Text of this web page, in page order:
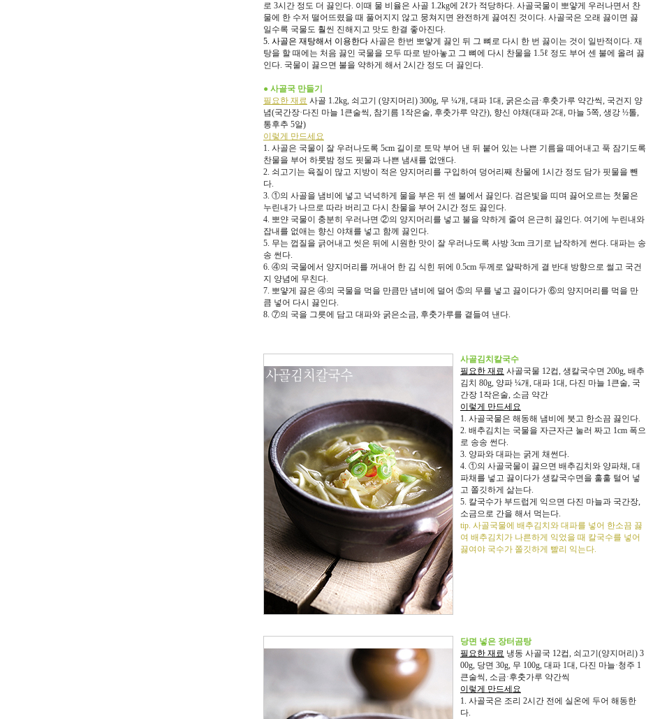
로 3시간 정도 더 끓인다. 이때 물 비율은 사골 1.2kg에 2ℓ가 적당하다. 사골국물이 뽀얗게 우러나면서 찬
물에 한 수저 떨어뜨렸을 때 풀어지지 않고 뭉쳐지면 완전하게 끓여진 것이다. 사골국은 오래 끓이면 끓
일수록 국물도 훨씬 진해지고 맛도 한결 좋아진다.
5. 사골은 재탕해서 이용한다 사골은 한번 뽀얗게 끓인 뒤 그 뼈로 다시 한 번 끓이는 것이 일반적이다. 재
탕을 할 때에는 처음 끓인 국물을 모두 따로 받아놓고 그 뼈에 다시 찬물을 1.5ℓ 정도 부어 센 불에 올려 끓
인다. 국물이 끓으면 불을 약하게 해서 2시간 정도 더 끓인다.
● 사골국 만들기
필요한 재료 사골 1.2kg, 쇠고기 (양지머리) 300g, 무 ¼개, 대파 1대, 굵은소금·후춧가루 약간씩, 국건지 양
념(국간장·다진 마늘 1큰술씩, 참기름 1작은술, 후춧가루 약간), 향신 야채(대파 2대, 마늘 5쪽, 생강 ½톨,
통후추 5알)
이렇게 만드세요
1. 사골은 국물이 잘 우러나도록 5cm 길이로 토막 부어 낸 뒤 붙어 있는 나쁜 기름을 떼어내고 푹 잠기도록
찬물을 부어 하룻밤 정도 핏물과 나쁜 냄새를 없앤다.
2. 쇠고기는 육질이 많고 지방이 적은 양지머리를 구입하여 덩어리째 찬물에 1시간 정도 담가 핏물을 뺀
다.
3. ①의 사골을 냄비에 넣고 넉넉하게 물을 부은 뒤 센 불에서 끓인다. 검은빛을 띠며 끓어오르는 첫물은
누린내가 나므로 따라 버리고 다시 찬물을 부어 2시간 정도 끓인다.
4. 뽀얀 국물이 충분히 우러나면 ②의 양지머리를 넣고 불을 약하게 줄여 은근히 끓인다. 여기에 누린내와
잡내를 없애는 향신 야채를 넣고 함께 끓인다.
5. 무는 껍질을 긁어내고 씻은 뒤에 시원한 맛이 잘 우러나도록 사방 3cm 크기로 납작하게 썬다. 대파는 송
송 썬다.
6. ④의 국물에서 양지머리를 꺼내어 한 김 식힌 뒤에 0.5cm 두께로 얄팍하게 결 반대 방향으로 썰고 국건
지 양념에 무친다.
7. 뽀얗게 끓은 ④의 국물을 먹을 만큼만 냄비에 덜어 ⑤의 무를 넣고 끓이다가 ⑥의 양지머리를 먹을 만
큼 넣어 다시 끓인다.
8. ⑦의 국을 그릇에 담고 대파와 굵은소금, 후춧가루를 곁들여 낸다.
사골김치칼국수
필요한 재료 사골국물 12컵, 생칼국수면 200g, 배추
김치 80g, 양파 ¼개, 대파 1대, 다진 마늘 1큰술, 국
간장 1작은술, 소금 약간
이렇게 만드세요
1. 사골국물은 해동해 냄비에 붓고 한소끔 끓인다.
2. 배추김치는 국물을 자근자근 눌러 짜고 1cm 폭으
로 송송 썬다.
3. 양파와 대파는 굵게 채썬다.
4. ①의 사골국물이 끓으면 배추김치와 양파채, 대
파채를 넣고 끓이다가 생칼국수면을 훌훌 털어 넣
고 쫄깃하게 삶는다.
5. 칼국수가 부드럽게 익으면 다진 마늘과 국간장,
소금으로 간을 해서 먹는다.
tip. 사골국물에 배추김치와 대파를 넣어 한소끔 끓
여 배추김치가 나른하게 익었을 때 칼국수를 넣어
끓여야 국수가 쫄깃하게 빨리 익는다.
당면 넣은 장터곰탕
필요한 재료 냉동 사골국 12컵, 쇠고기(양지머리) 3
00g, 당면 30g, 무 100g, 대파 1대, 다진 마늘·청주 1
큰술씩, 소금·후춧가루 약간씩
이렇게 만드세요
1. 사골국은 조리 2시간 전에 실온에 두어 해동한
다.